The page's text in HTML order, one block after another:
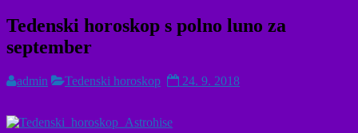
Tedenski horoskop s polno luno za
september
admin Tedenski horoskop 24. 9. 2018